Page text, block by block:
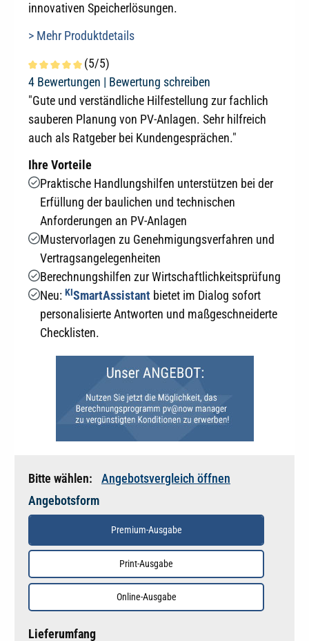
innovativen Speicherlösungen.
> Mehr Produktdetails
Durchschnittliche Bewertung von 5 von 5 Sternen
(5/5)
4 Bewertungen | Bewertung schreiben
"Gute und verständliche Hilfestellung zur fachlich
sauberen Planung von PV-Anlagen. Sehr hilfreich
auch als Ratgeber bei Kundengesprächen."
Ihre Vorteile
Praktische Handlungshilfen unterstützen bei der
Erfüllung der baulichen und technischen
Anforderungen an PV-Anlagen
Mustervorlagen zu Genehmigungsverfahren und
Vertragsangelegenheiten
Berechnungshilfen zur Wirtschaftlichkeitsprüfung
Neu: KISmartAssistantbietet im Dialog sofort
personalisierte Antworten und maßgeschneiderte
Checklisten.
Bitte wählen:
Angebotsvergleich öffnen
Angebotsform
Premium-Ausgabe
Print-Ausgabe
Online-Ausgabe
Lieferumfang